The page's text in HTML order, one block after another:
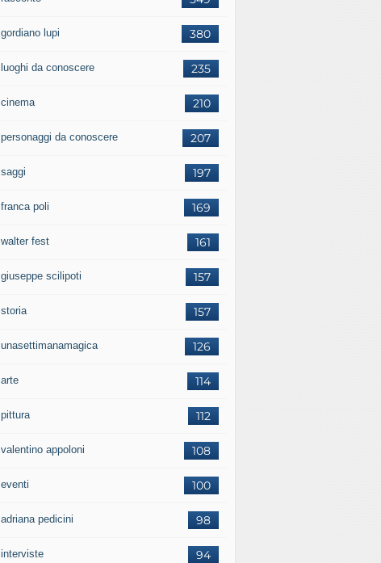
380
gordiano lupi
235
luoghi da conoscere
210
cinema
207
personaggi da conoscere
197
saggi
169
franca poli
161
walter fest
157
giuseppe scilipoti
157
storia
126
unasettimanamagica
114
arte
112
pittura
108
valentino appoloni
100
eventi
98
adriana pedicini
94
interviste